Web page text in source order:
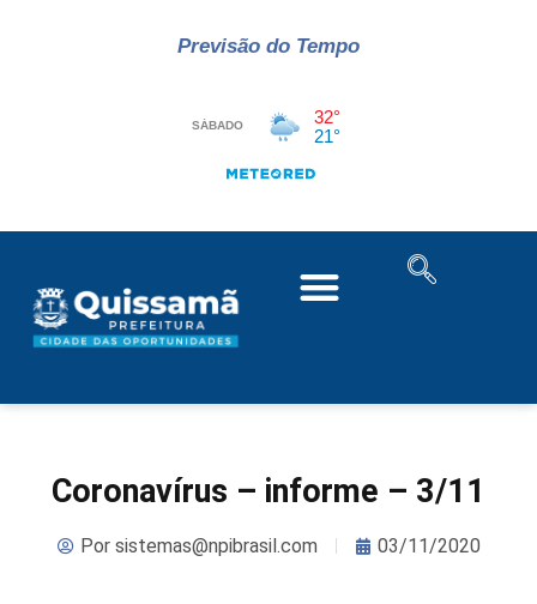
Previsão do Tempo
Coronavírus – informe – 3/11
Porsistemas@npibrasil.com 03/11/2020